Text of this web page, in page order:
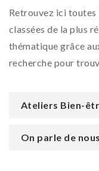
Retrouvez ici
classées de la plus
thématique grâce
recherche pour
Ateliers Bien-
On parle de nous